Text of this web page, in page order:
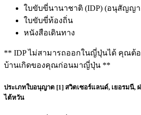
ใบขับขี่นานาชาติ (IDP) (อนุสัญญา
ใบขับขี่ท้องถิ่น
หนังสือเดินทาง
** IDP ไม่สามารถออกในญี่ปุ่นได้ คุณต้อ
บ้านเกิดของคุณก่อนมาญี่ปุ่น **
ประเภทใบอนุญาต [1] สวิตเซอร์แลนด์, เยอรมนี, ฝ
ไต้หวัน